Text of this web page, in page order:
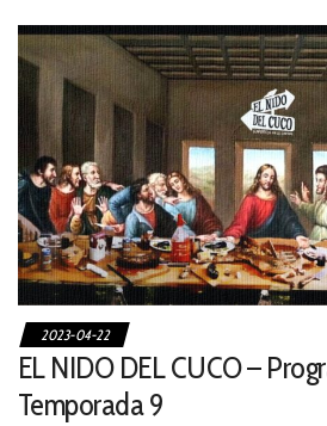
2023-04-22
EL NIDO DEL CUCO –
Temporada 9